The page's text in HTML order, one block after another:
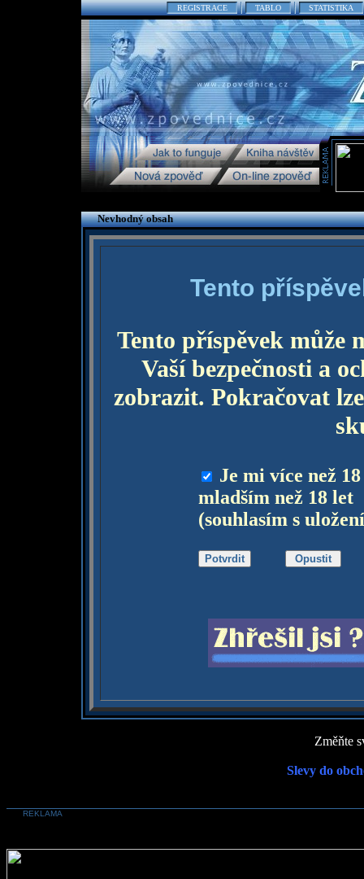
REGISTRACE TABLO STATISTIKA
Nevhodný obsah
Tento
Tento příspěvek může
Vaší bezpečnosti a
zobrazit. Pokračovat
Je mi více než
mladším než 18 let
(souhlasím s
Změňte
Slevy do
REKLAMA